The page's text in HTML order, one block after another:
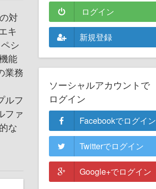
対
キ
シ
能
業務
ルフ
ファ
な
ログイン
新規登録
ソーシャルアカウントで
ログイン
Facebookでログイン
Twitterでログイン
Google+でログイン